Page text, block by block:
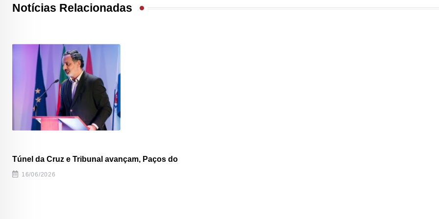
Notícias Relacionadas
Túnel da Cruz e Tribunal avançam, Paços do
16/06/2026